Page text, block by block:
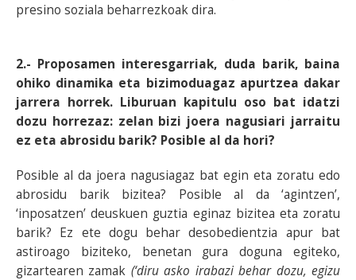
presino soziala beharrezkoak dira.
2.- Proposamen interesgarriak, duda barik, baina
ohiko dinamika eta bizimoduagaz apurtzea dakar
jarrera horrek. Liburuan kapitulu oso bat idatzi
dozu horrezaz: zelan bizi joera nagusiari jarraitu
ez eta abrosidu barik? Posible al da hori?
Posible al da joera nagusiagaz bat egin eta zoratu edo
abrosidu barik bizitea? Posible al da ‘agintzen’,
‘inposatzen’ deuskuen guztia eginaz bizitea eta zoratu
barik? Ez ete dogu behar desobedientzia apur bat
astiroago biziteko, benetan gura doguna egiteko,
gizartearen zamak (‘diru asko irabazi behar dozu, egizu